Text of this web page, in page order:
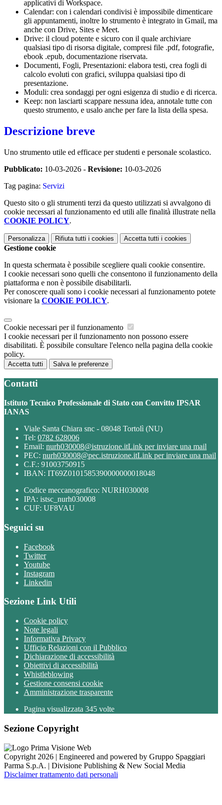
applicativi di Workspace.
Calendar: con i calendari condivisi è impossibile dimenticare
gli appuntamenti, inoltre lo strumento è integrato in Gmail, ma
anche con Drive, Sites e Meet.
Drive: il cloud potente e sicuro con il quale archiviare
qualsiasi tipo di risorsa digitale, compresi file .pdf, fotografie,
ebook .epub, documentazione riservata.
Documenti, Fogli, Presentazioni: elabora testi, crea fogli di
calcolo evoluti con grafici, sviluppa qualsiasi tipo di
presentazione.
Moduli: crea sondaggi per ogni esigenza di studio e di ricerca.
Keep: non lasciarti scappare nessuna idea, annotale tutte con
questo strumento, e usalo anche per fare la lista della spesa.
Descrizione breve
Uno strumento utile ed efficace per studenti e personale scolastico.
Pubblicato: 10-03-2026 - Revisione: 10-03-2026
Tag pagina: Servizi
Questo sito o gli strumenti terzi da questo utilizzati si avvalgono di
cookie necessari al funzionamento ed utili alle finalità illustrate nella
COOKIE POLICY.
Personalizza Rifiuta tutti i cookies Accetta tutti i cookies
Gestione cookie
In questa schermata è possibile scegliere quali cookie consentire.
I cookie necessari sono quelli che consentono il funzionamento della
piattaforma e non è possibile disabilitarli.
Per conoscere quali sono i cookie necessari al funzionamento potete
visionare la COOKIE POLICY.
Cookie necessari per il funzionamento
I cookie necessari per il funzionamento non possono essere
disabilitati. È possibile consultare l'elenco nella pagina della cookie
policy.
Accetta tutti Salva le preferenze
Contatti
Istituto Tecnico Professionale di Stato con Convitto IPSAR
IANAS
Viale Santa Chiara snc - 08048 Tortolì (NU)
Tel: 0782 628006
Email: nurh030008@istruzione.itLink per inviare una mail
PEC: nurh030008@pec.istruzione.itLink per inviare una mail
C.F.: 91003750915
IBAN: IT69Z0101585390000000018048
Codice meccanografico: NURH030008
IPA: istsc_nurh030008
CUF: UF8VAU
Seguici su
Facebook
Twitter
Youtube
Instagram
Linkedin
Sezione Link Utili
Cookie policy
Note legali
Informativa Privacy
Ufficio Relazioni con il Pubblico
Dichiarazione di accessibilità
Obiettivi di accessibilità
Whistleblowing
Gestione consensi cookie
Amministrazione trasparente
Pagina visualizzata 345 volte
Sezione Copyright
Copyright 2026 | Engineered and powered by Gruppo Spaggiari
Parma S.p.A. | Divisione Publishing & New Social Media
Disclaimer trattamento dati personali